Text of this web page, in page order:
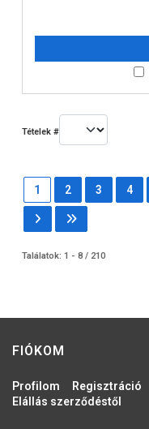
Tételek #
1 2 3 4
Találatok: 1 - 8 / 210
FIÓKOM
Profilom Regisztráció
Elállás szerződéstől